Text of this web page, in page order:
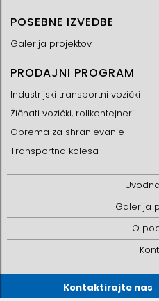
POSEBNE IZVEDBE
Galerija projektov
PRODAJNI PROGRAM
Industrijski transportni vozički
Žičnati vozički, rollkontejnerji
Oprema za shranjevanje
Transportna kolesa
Galerija
O
Kontaktirajte nas